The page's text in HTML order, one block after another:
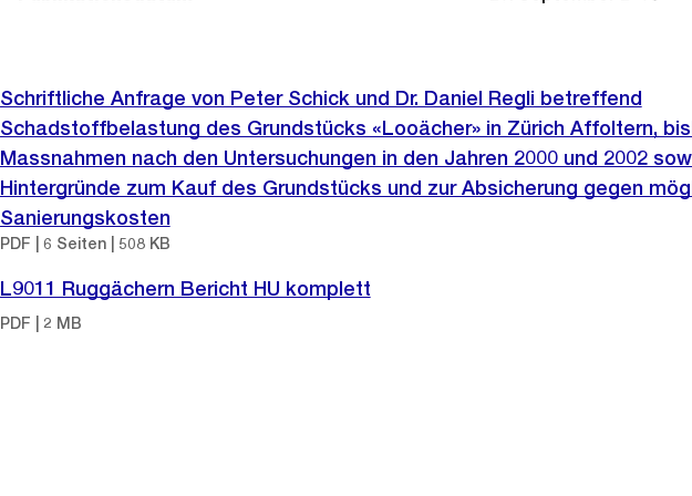
Schriftliche Anfrage von Peter Schick und Dr. Daniel Regli betreffend
Schadstoffbelastung des Grundstücks «Looächer» in Zürich Affoltern,
Massnahmen nach den Untersuchungen in den Jahren 2000 und 2002
Hintergründe zum Kauf des Grundstücks und zur Absicherung gegen
Sanierungskosten
PDF | 6 Seiten | 508 KB
L9011 Ruggächern Bericht HU komplett
PDF | 2 MB